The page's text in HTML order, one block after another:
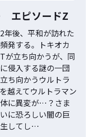
エピソードZ
年後、平和が訪れた
発する。トキオカ
が立ち向かうが、同
侵入する謎の一団
ち向かうウルトラ
越えてウルトラマン
に異変が…？さま
に恐ろしい闇の巨
してし…